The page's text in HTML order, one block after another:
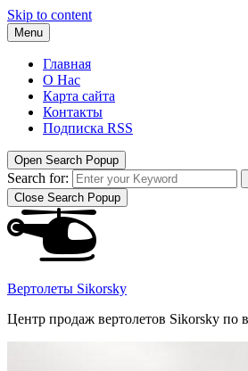
Skip to content
Menu
Главная
О Нас
Карта сайта
Контакты
Подписка RSS
Open Search Popup
Search for:
Close Search Popup
Вертолеты Sikorsky
Центр продаж вертолетов Sikorsky по